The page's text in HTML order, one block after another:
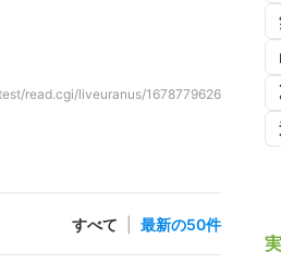
read.cgi/liveuranus/1678779626
すべて 最新の50件